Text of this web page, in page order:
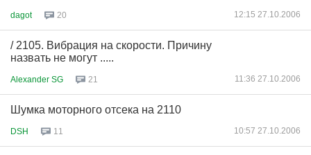
dagot 20 12:15 27.10.2006
/ 2105. Вибрация на скорости. Причину
назвать не могут .....
Alexander SG 21 11:36 27.10.2006
Шумка моторного отсека на 2110
DSH 11 10:57 27.10.2006